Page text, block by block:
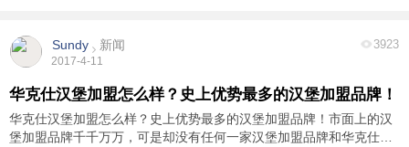
Sundy 新闻
2017-4-11
3923
华克仕汉堡加盟怎么样？史上优势最多的汉堡加盟品牌！
华克仕汉堡加盟怎么样？史上优势最多的汉堡加盟品牌！市面上的汉
堡加盟品牌千千万万，可是却没有任何一家汉堡加盟品牌和华克仕一